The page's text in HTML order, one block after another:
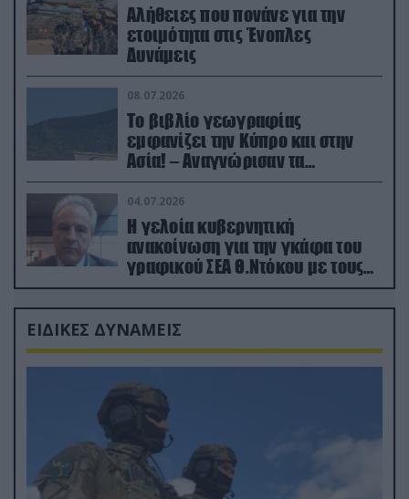
Αλήθειες που πονάνε για την
ετοιμότητα στις Ένοπλες
Δυνάμεις
08.07.2026
Το βιβλίο γεωγραφίας
εμφανίζει την Κύπρο και στην
Ασία! – Αναγνώρισαν τα
κατεχόμενα; (φωτο)
04.07.2026
Η γελοία κυβερνητική
ανακοίνωση για την γκάφα του
γραφικού ΣΕΑ Θ.Ντόκου με τους
Ρώσους φαρσέρ
ΕΙΔΙΚΕΣ ΔΥΝΑΜΕΙΣ